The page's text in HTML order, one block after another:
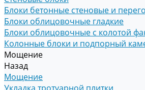
Блоки бетонные стеновые и
Блоки облицовочные гладкие
Блоки облицовочные с колотой
Колонные блоки и подпорный
Мощение
Назад
Мощение